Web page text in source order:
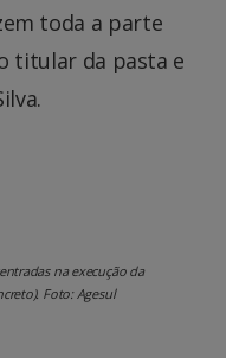
toda a parte
titular da pasta e
na execução da
Foto: Agesul